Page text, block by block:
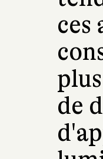
ces
de